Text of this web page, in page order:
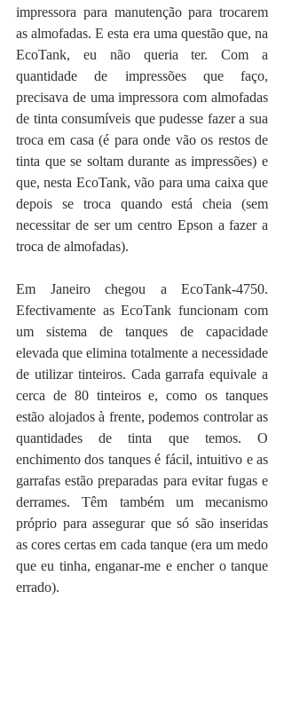
impressora para manutenção para trocarem
as almofadas. E esta era uma questão que, na
EcoTank, eu não queria ter. Com a
quantidade de impressões que faço,
precisava de uma impressora com almofadas
de tinta consumíveis que pudesse fazer a sua
troca em casa (é para onde vão os restos de
tinta que se soltam durante as impressões) e
que, nesta EcoTank, vão para uma caixa que
depois se troca quando está cheia (sem
necessitar de ser um centro Epson a fazer a
troca de almofadas).
Em Janeiro chegou a EcoTank-4750.
Efectivamente as EcoTank funcionam com
um sistema de tanques de capacidade
elevada que elimina totalmente a necessidade
de utilizar tinteiros. Cada garrafa equivale a
cerca de 80 tinteiros e, como os tanques
estão alojados à frente, podemos controlar as
quantidades de tinta que temos. O
enchimento dos tanques é fácil, intuitivo e as
garrafas estão preparadas para evitar fugas e
derrames. Têm também um mecanismo
próprio para assegurar que só são inseridas
as cores certas em cada tanque (era um medo
que eu tinha, enganar-me e encher o tanque
errado).